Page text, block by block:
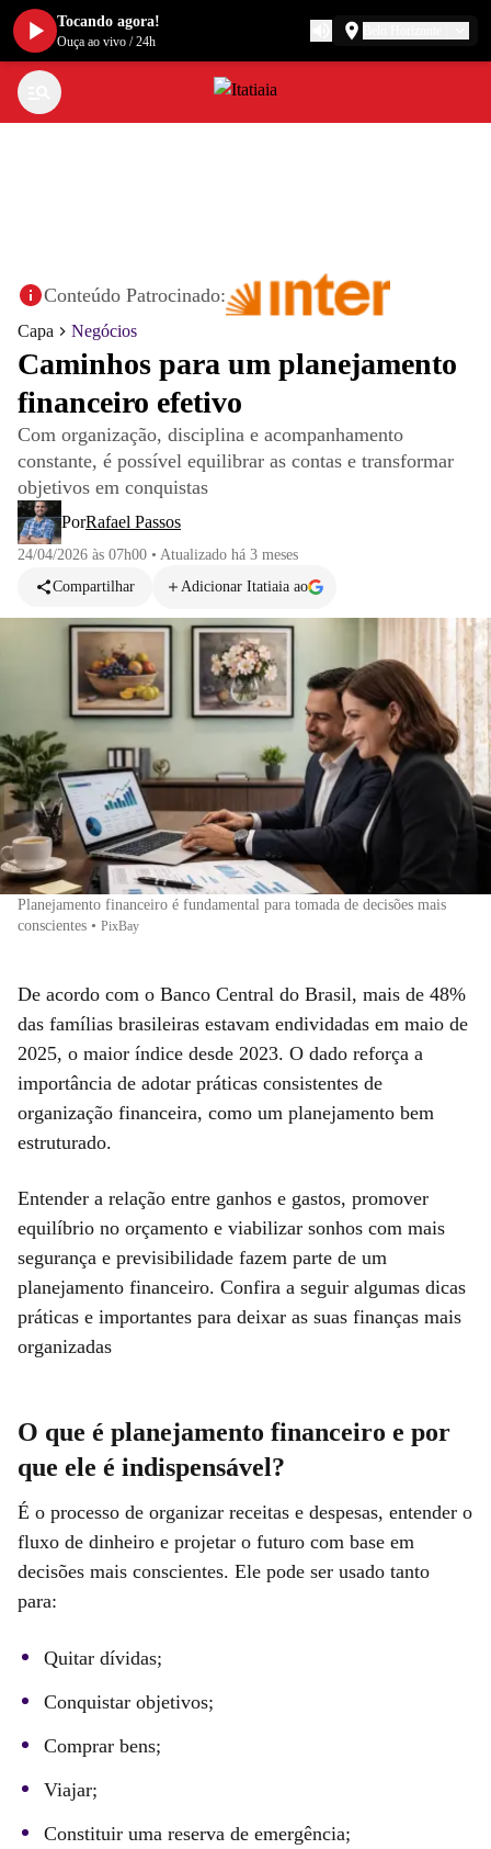
Conteúdo Patrocinado:
Capa Negócios
Caminhos para um planejamento
financeiro efetivo
Com organização, disciplina e acompanhamento
constante, é possível equilibrar as contas e transformar
objetivos em conquistas
PorRafael Passos
24/04/2026 às 07h00 • Atualizado há 3 meses
Compartilhar
Adicionar Itatiaia ao
Planejamento financeiro é fundamental para tomada de decisões mais
conscientes • PixBay
De acordo com o Banco Central do Brasil, mais de 48%
das famílias brasileiras estavam endividadas em maio de
2025, o maior índice desde 2023. O dado reforça a
importância de adotar práticas consistentes de
organização financeira, como um planejamento bem
estruturado.
Entender a relação entre ganhos e gastos, promover
equilíbrio no orçamento e viabilizar sonhos com mais
segurança e previsibilidade fazem parte de um
planejamento financeiro. Confira a seguir algumas dicas
práticas e importantes para deixar as suas finanças mais
organizadas
O que é planejamento financeiro e por
que ele é indispensável?
É o processo de organizar receitas e despesas, entender o
fluxo de dinheiro e projetar o futuro com base em
decisões mais conscientes. Ele pode ser usado tanto
para:
Quitar dívidas;
Conquistar objetivos;
Comprar bens;
Viajar;
Constituir uma reserva de emergência;
Tocando agora!
Ouça ao vivo /24h